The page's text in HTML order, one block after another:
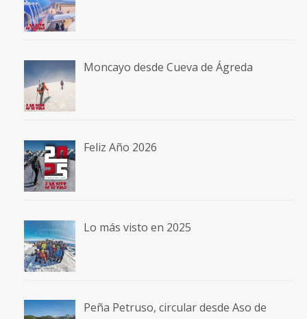
Moncayo desde Cueva de Ágreda
Feliz Año 2026
Lo más visto en 2025
Peña Petruso, circular desde Aso de